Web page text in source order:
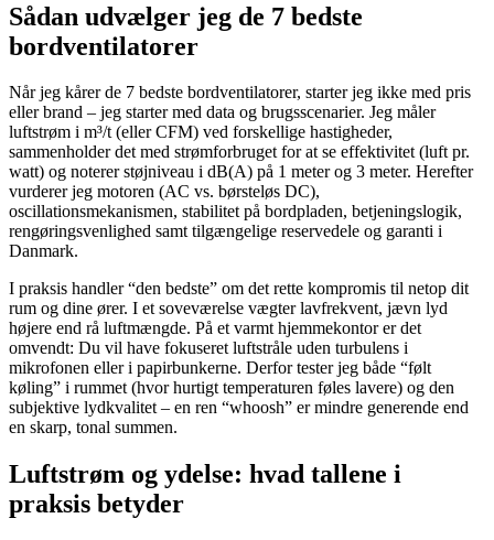
Sådan udvælger jeg de 7 bedste
bordventilatorer
Når jeg kårer de 7 bedste bordventilatorer, starter jeg ikke med pris
eller brand – jeg starter med data og brugsscenarier. Jeg måler
luftstrøm i m³/t (eller CFM) ved forskellige hastigheder,
sammenholder det med strømforbruget for at se effektivitet (luft pr.
watt) og noterer støjniveau i dB(A) på 1 meter og 3 meter. Herefter
vurderer jeg motoren (AC vs. børsteløs DC),
oscillationsmekanismen, stabilitet på bordpladen, betjeningslogik,
rengøringsvenlighed samt tilgængelige reservedele og garanti i
Danmark.
I praksis handler “den bedste” om det rette kompromis til netop dit
rum og dine ører. I et soveværelse vægter lavfrekvent, jævn lyd
højere end rå luftmængde. På et varmt hjemmekontor er det
omvendt: Du vil have fokuseret luftstråle uden turbulens i
mikrofonen eller i papirbunkerne. Derfor tester jeg både “følt
køling” i rummet (hvor hurtigt temperaturen føles lavere) og den
subjektive lydkvalitet – en ren “whoosh” er mindre generende end
en skarp, tonal summen.
Luftstrøm og ydelse: hvad tallene i
praksis betyder